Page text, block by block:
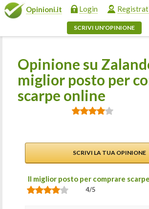
Opinioni.it Login
SCRIVI UN'OPINIONE
Opinione su
miglior posto per
scarpe online
SCRIVI LA TUA OPINIONE
Il miglior posto per comprare
4/5